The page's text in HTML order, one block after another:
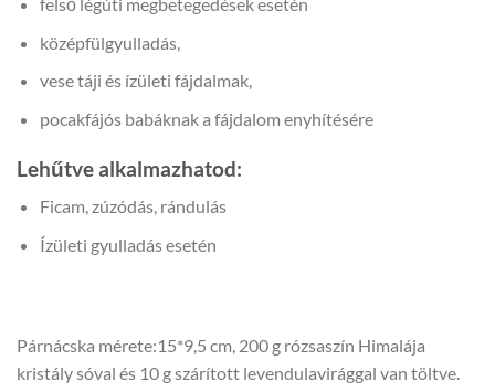
középfülgyulladás,
vese táji és ízületi fájdalmak,
pocakfájós babáknak a fájdalom enyhítésére
Lehűtve alkalmazhatod:
Ficam, zúzódás, rándulás
Ízületi gyulladás esetén
Párnácska mérete:15*9,5 cm, 200 g rózsaszín Himalája
kristály sóval és 10 g szárított levendulavirággal van töltve.